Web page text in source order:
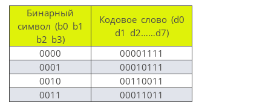
Бинарный
символ (b0 b1
b2 b3)
Кодовое слово (d0
d1 d2……d7)
0000
00001111
0001
00010111
0010
00110011
0011
00011011